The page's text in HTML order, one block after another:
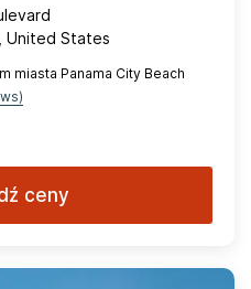
United States
miasta Panama City Beach
ceny